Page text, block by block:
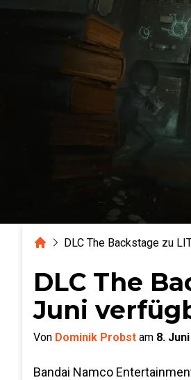
HomeDLC The Backstage zu
DLC The
Juni
Von Dominik Probst am 8.
Bandai Namco